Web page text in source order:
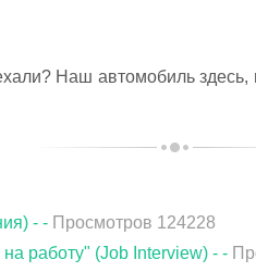
Наш автомобиль
- - Просмотров 124228
работу" (Job Interview) - -